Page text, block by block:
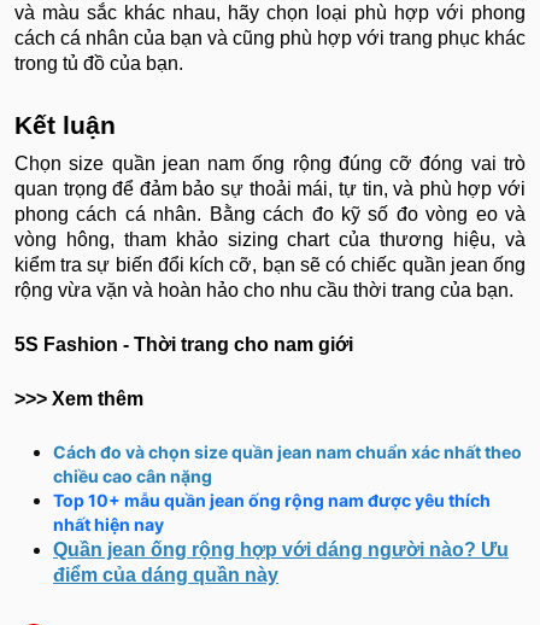
và màu sắc khác nhau, hãy chọn loại phù hợp với phong
cách cá nhân của bạn và cũng phù hợp với trang phục khác
trong tủ đồ của bạn.
Kết luận
Chọn size quần jean nam ống rộng đúng cỡ đóng vai trò
quan trọng để đảm bảo sự thoải mái, tự tin, và phù hợp với
phong cách cá nhân. Bằng cách đo kỹ số đo vòng eo và
vòng hông, tham khảo sizing chart của thương hiệu, và
kiểm tra sự biến đổi kích cỡ, bạn sẽ có chiếc quần jean ống
rộng vừa vặn và hoàn hảo cho nhu cầu thời trang của bạn.
5S Fashion - Thời trang cho nam giới
>>> Xem thêm
Cách đo và chọn size quần jean nam chuẩn xác nhất theo
chiều cao cân nặng
Top 10+ mẫu quần jean ống rộng nam được yêu thích
nhất hiện nay
Quần jean ống rộng hợp với dáng người nào? Ưu
điểm của dáng quần này